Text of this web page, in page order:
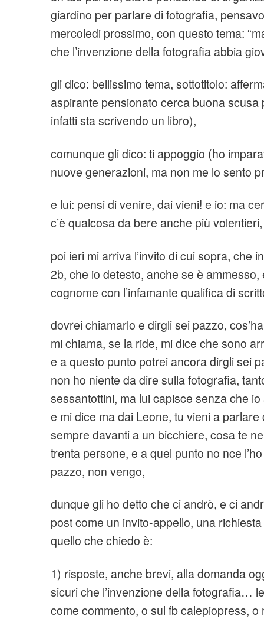
giardino per parlare di fotografia,
mercoledi prossimo, con questo tema:
che l’invenzione della fotografia abbia
gli dico: bellissimo tema, sottotitolo:
aspirante pensionato cerca buona
infatti sta scrivendo un libro),
comunque gli dico: ti appoggio (ho
nuove generazioni, ma non me lo sento
e lui: pensi di venire, dai vieni! e io: ma
c’è qualcosa da bere anche più volentieri,
poi ieri mi arriva l’invito di cui sopra, che
2b, che io detesto, anche se è
cognome con l’infamante qualifica di
dovrei chiamarlo e dirgli sei pazzo,
mi chiama, se la ride, mi dice che sono
e a questo punto potrei ancora dirgli sei
non ho niente da dire sulla fotografia,
sessantottini, ma lui capisce senza che
e mi dice ma dai Leone, tu vieni a
sempre davanti a un bicchiere, cosa te
trenta persone, e a quel punto no nce
pazzo, non vengo,
dunque gli ho detto che ci andrò, e ci
post come un invito-appello, una
quello che chiedo è:
1) risposte, anche brevi, alla domanda
sicuri che l’invenzione della fotografia…
come commento, o sul fb calepiopress, o